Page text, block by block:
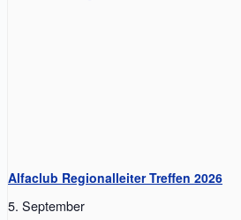
Alfaclub Regionalleiter Treffen 2026
5. September